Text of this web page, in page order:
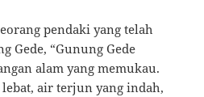
pendaki yang telah
Gede, “Gunung Gede
alam yang memukau.
air terjun yang indah,